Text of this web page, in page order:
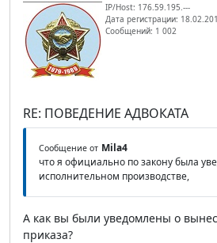
IP/Host: 176.59.195.---
Дата регистрации:
Сообщений: 1 002
RE: ПОВЕДЕНИЕ АДВОКАТА
Сообщение от Mila4
что я официально по закону была
исполнительном производстве,
А как вы были уведомлены о
приказа?